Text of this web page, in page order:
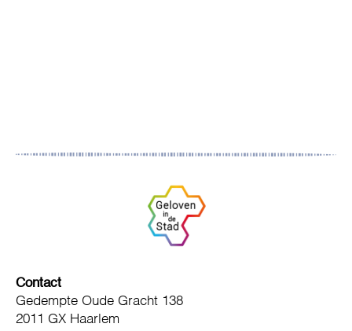
Contact
Gedempte Oude Gracht 138
2011 GX Haarlem